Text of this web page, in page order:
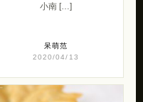
小南 […]
呆萌范
2020/04/13